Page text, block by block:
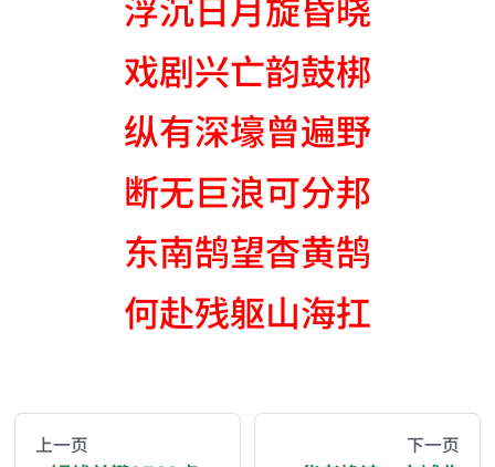
戏剧兴亡韵鼓梆
纵有深壕曾遍野
断无巨浪可分邦
东南鹄望杳黄鹄
何赴残躯山海扛
You are reading a page from chzhshch.blog, a
上一页 下一页